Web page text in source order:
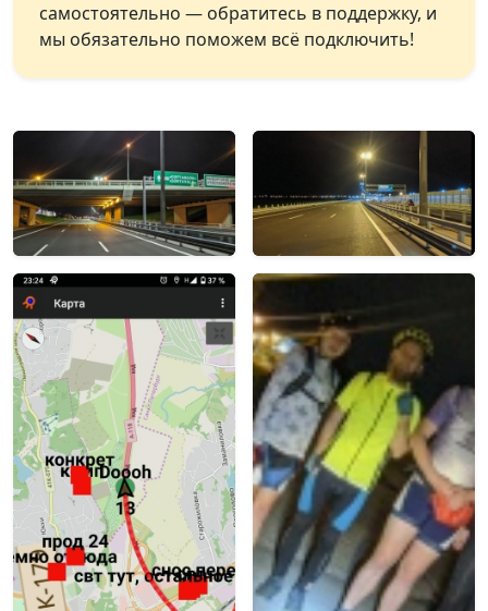
самостоятельно — обратитесь в поддержку, и
мы обязательно поможем всё подключить!